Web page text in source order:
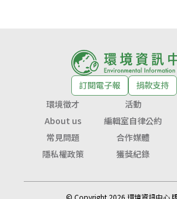
訂閱電子報
捐款支持
環境徵才
活動
About us
編輯室自律公約
常見問題
合作媒體
隱私權政策
獲獎紀錄
© Copyright 2026 環境資訊中心